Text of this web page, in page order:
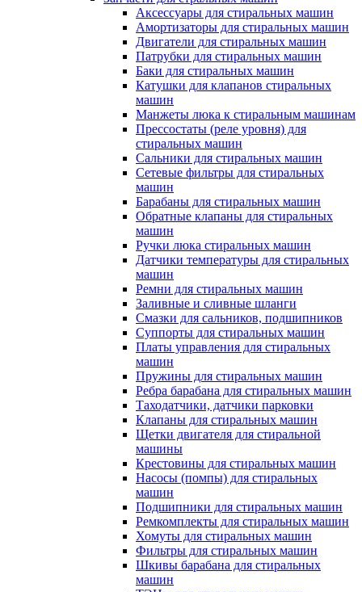
Аксессуары для стиральных машин
Амортизаторы для стиральных машин
Двигатели для стиральных машин
Патрубки для стиральных машин
Баки для стиральных машин
Катушки для клапанов стиральных
машин
Манжеты люка к стиральным машинам
Прессостаты (реле уровня) для
стиральных машин
Сальники для стиральных машин
Сетевые фильтры для стиральных
машин
Барабаны для стиральных машин
Обратные клапаны для стиральных
машин
Ручки люка стиральных машин
Датчики температуры для стиральных
машин
Ремни для стиральных машин
Заливные и сливные шланги
Смазки для сальников, подшипников
Суппорты для стиральных машин
Платы управления для стиральных
машин
Пружины для стиральных машин
Ребра барабана для стиральных машин
Таходатчики, датчики парковки
Клапаны для стиральных машин
Щетки двигателя для стиральной
машины
Крестовины для стиральных машин
Насосы (помпы) для стиральных
машин
Подшипники для стиральных машин
Ремкомплекты для стиральных машин
Хомуты для стиральных машин
Фильтры для стиральных машин
Шкивы барабана для стиральных
машин